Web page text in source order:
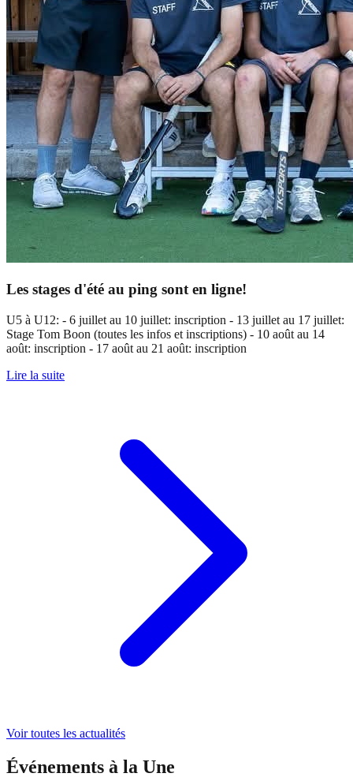
Les stages d'été au ping sont en ligne!
U5 à U12: - 6 juillet au 10 juillet: inscription - 13 juillet au 17 juillet:
Stage Tom Boon (toutes les infos et inscriptions) - 10 août au 14
août: inscription - 17 août au 21 août: inscription
Lire la suite
Voir toutes les actualités
Événements à la Une